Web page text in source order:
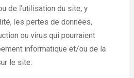
de l’utilisation du site, y
les pertes de données,
ou virus qui pourraient
informatique et/ou de la
le site.